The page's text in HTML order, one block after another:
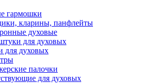
гармошки
кларины, панфлейты
духовые
для духовых
для духовых
палочки
для духовых